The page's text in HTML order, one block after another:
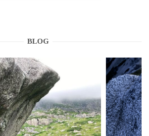
BLOG